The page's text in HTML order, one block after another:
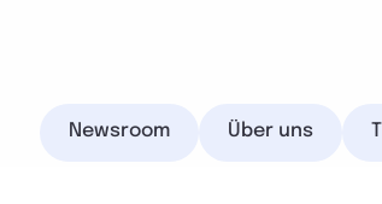
Newsroom Über uns